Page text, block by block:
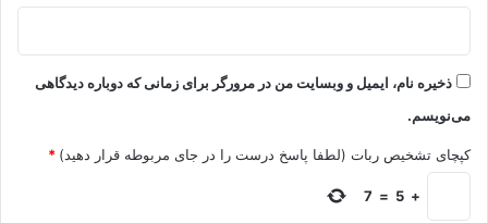
ذخیره نام، ایمیل و وبسایت من در مرورگر برای زمانی که دوباره دیدگاهی
می‌نویسم.
کپچای تشخیص ربات (لطفا پاسخ درست را در جای مربوطه قرار دهید) *
+
5
=
7